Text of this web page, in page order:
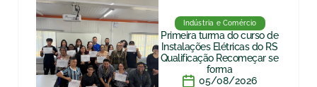
Indústria e Comércio
Primeira turma do curso de
Instalações Elétricas do RS
Qualificação Recomeçar se
forma
05/08/2026